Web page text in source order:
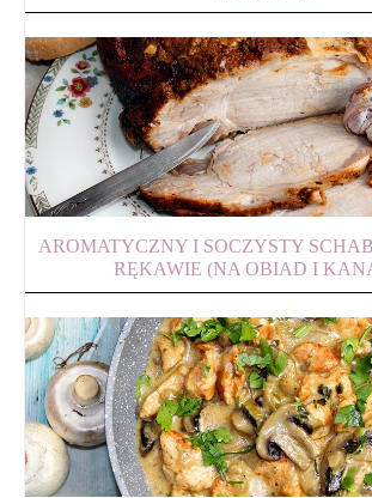
AROMATYCZNY I SOCZYSTY
RĘKAWIE (NA OBIAD I